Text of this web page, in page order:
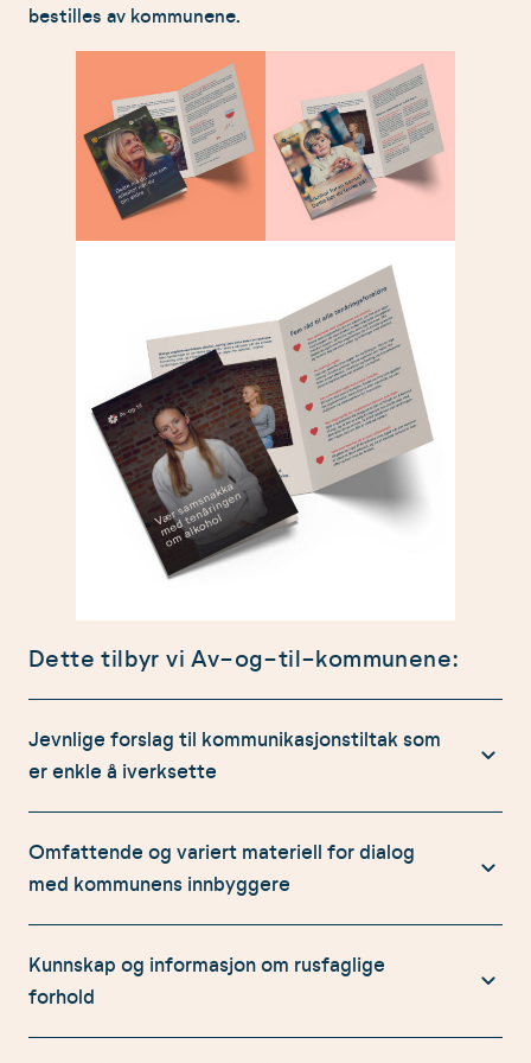
bestilles av kommunene.
Dette tilbyr vi Av-og-til-kommunene:
Jevnlige forslag til kommunikasjonstiltak som
er enkle å iverksette
Vi tilbyr konkrete måter kommunen kan kommunisere
med innbyggerne om alkovett – enten det er direkte
Omfattende og variert materiell for dialog
med kommunens innbyggere
Vi har et bredt utvalg av materiell som kommunen kan
benytte seg av, blant annet:
Fysisk og digitalt materiell til bruk på
Kunnskap og informasjon om rusfaglige
forhold